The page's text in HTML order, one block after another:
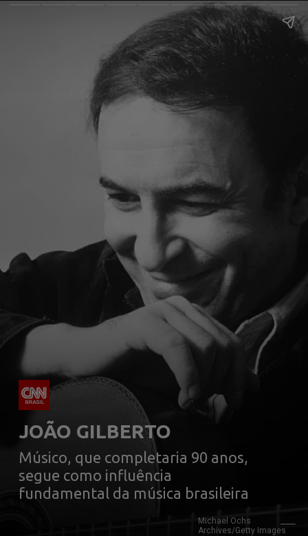
Michael Ochs
Archives/Getty Images
Músico, que completaria 90 anos,
segue como influência
fundamental da música brasileira